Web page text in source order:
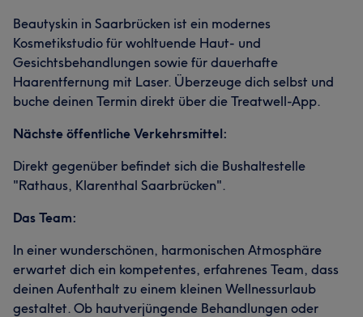
Beautyskin in Saarbrücken ist ein modernes
Kosmetikstudio für wohltuende Haut- und
Gesichtsbehandlungen sowie für dauerhafte
Haarentfernung mit Laser. Überzeuge dich selbst und
buche deinen Termin direkt über die Treatwell-App.
Nächste öffentliche Verkehrsmittel:
Direkt gegenüber befindet sich die Bushaltestelle
"Rathaus, Klarenthal Saarbrücken".
Das Team:
In einer wunderschönen, harmonischen Atmosphäre
erwartet dich ein kompetentes, erfahrenes Team, dass
deinen Aufenthalt zu einem kleinen Wellnessurlaub
gestaltet. Ob hautverjüngende Behandlungen oder